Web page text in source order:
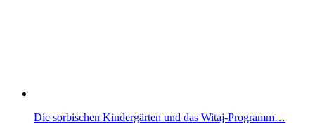
Die sorbischen Kindergärten und das Witaj-Programm…